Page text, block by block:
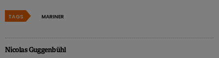
TAGS MARINER
Nicolas Guggenbühl